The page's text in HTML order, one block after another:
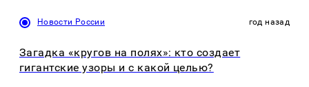
Новости России год назад
Загадка «кругов на полях»: кто создает
гигантские узоры и с какой целью?